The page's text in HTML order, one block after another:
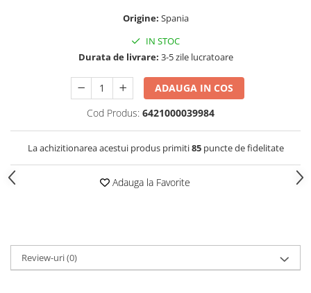
Origine: Spania
IN STOC
Durata de livrare: 3-5 zile lucratoare
ADAUGA IN COS
Cod Produs: 6421000039984
La achizitionarea acestui produs primiti85puncte de fidelitate
Adauga la Favorite
Review-uri(0)